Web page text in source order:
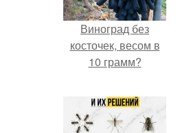
Виноград без
косточек, весом в
10 грамм?